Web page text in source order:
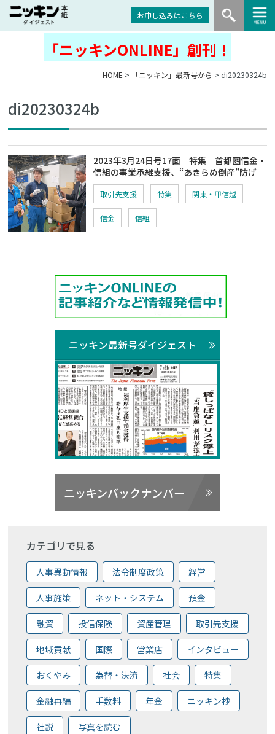
お申し込みはこちら
「ニッキンONLINE」創刊！
HOME > 「ニッキン」最新号から > di20230324b
di20230324b
2023年3月24日号17面 特集 首都圏信金・
信組の事業承継支援、“あきらめ倒産”防げ
取引先支援 特集 関東・甲信越
信金 信組
ニッキン最新号ダイジェスト
ニッキンバックナンバー
カテゴリで見る
人事異動情報 法令制度政策 経営
人事施策 ネット・システム 預金
融資 投信保険 資産管理 取引先支援
地域貢献 国際 営業店 インタビュー
おくやみ 為替・決済 社会 特集
金融再編 手数料 年金 ニッキン抄
社説 写真を読む